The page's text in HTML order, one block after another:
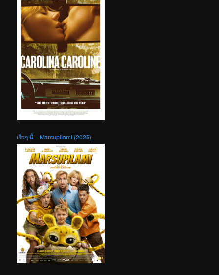
เร็วๆ นี้ – Marsupilami (2025)